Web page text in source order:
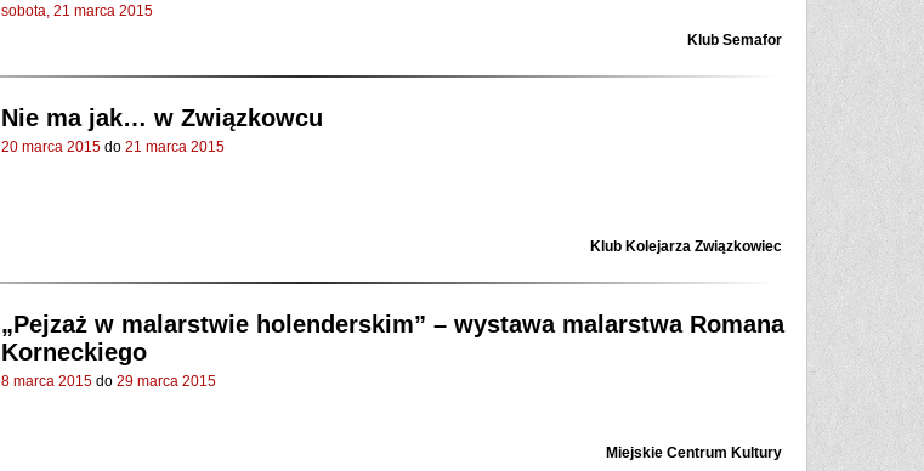
sobota, 21 marca 2015
Klub Semafor
Nie ma jak… w Związkowcu
20 marca 2015 do 21 marca 2015
Klub Kolejarza Związkowiec
„Pejzaż w malarstwie holenderskim” – wystawa malarstwa Romana
Korneckiego
8 marca 2015 do 29 marca 2015
Miejskie Centrum Kultury